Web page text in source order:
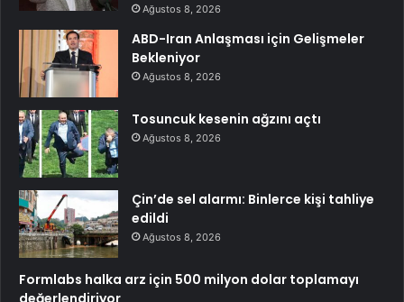
Ağustos 8, 2026
ABD-Iran Anlaşması için Gelişmeler
Bekleniyor
Ağustos 8, 2026
Tosuncuk kesenin ağzını açtı
Ağustos 8, 2026
Çin’de sel alarmı: Binlerce kişi tahliye
edildi
Ağustos 8, 2026
Formlabs halka arz için 500 milyon dolar toplamayı
değerlendiriyor